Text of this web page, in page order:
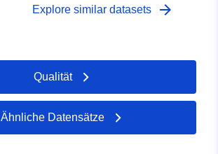
Explore similar datasets arrow_forward
Qualität
Ähnliche Datensätze